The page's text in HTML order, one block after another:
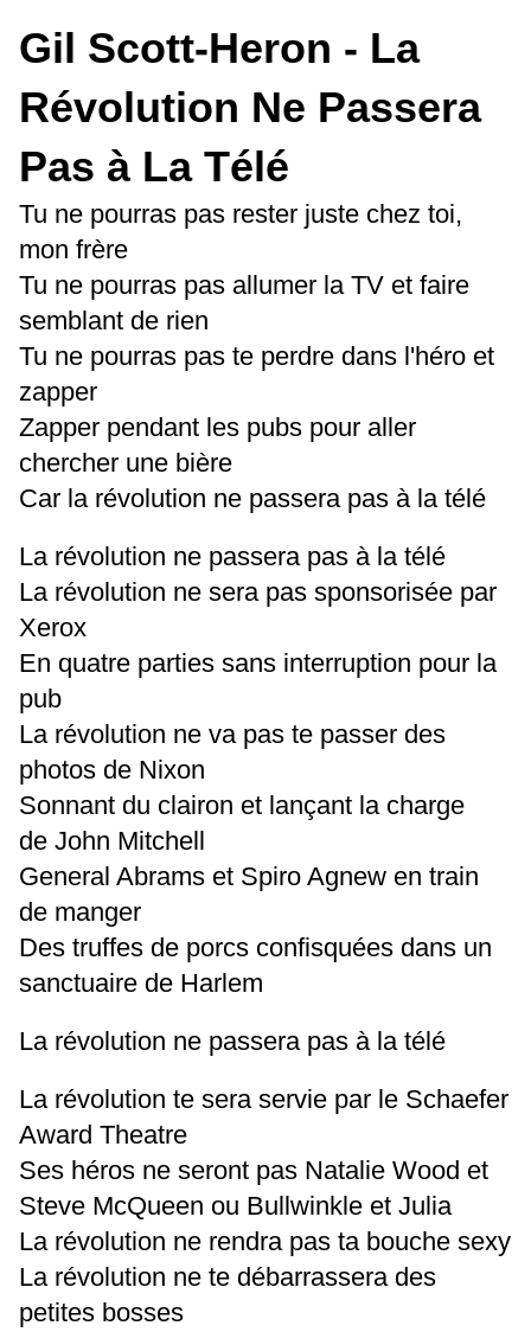
Gil Scott-Heron - La
Révolution Ne Passera
Pas à La Télé
Tu ne pourras pas rester juste chez toi,
mon frère
Tu ne pourras pas allumer la TV et faire
semblant de rien
Tu ne pourras pas te perdre dans l'héro et
zapper
Zapper pendant les pubs pour aller
chercher une bière
Car la révolution ne passera pas à la télé
La révolution ne passera pas à la télé
La révolution ne sera pas sponsorisée par
Xerox
En quatre parties sans interruption pour la
pub
La révolution ne va pas te passer des
photos de Nixon
Sonnant du clairon et lançant la charge
de John Mitchell
General Abrams et Spiro Agnew en train
de manger
Des truffes de porcs confisquées dans un
sanctuaire de Harlem
La révolution ne passera pas à la télé
La révolution te sera servie par le Schaefer
Award Theatre
Ses héros ne seront pas Natalie Wood et
Steve McQueen ou Bullwinkle et Julia
La révolution ne rendra pas ta bouche sexy
La révolution ne te débarrassera des
petites bosses